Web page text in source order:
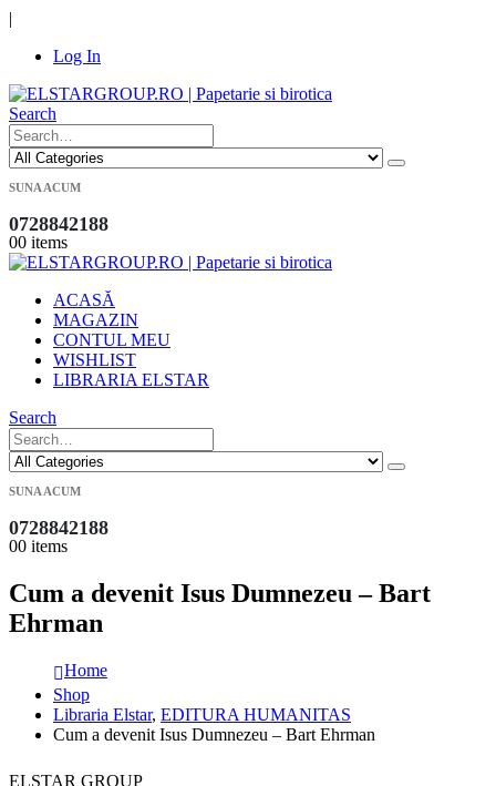
|
Log In
Search
SUNA ACUM
0728842188
00 items
ACASĂ
MAGAZIN
CONTUL MEU
WISHLIST
LIBRARIA ELSTAR
Search
SUNA ACUM
0728842188
00 items
Cum a devenit Isus Dumnezeu – Bart
Ehrman
Home
Shop
Libraria Elstar, EDITURA HUMANITAS
Cum a devenit Isus Dumnezeu – Bart Ehrman
ELSTAR GROUP